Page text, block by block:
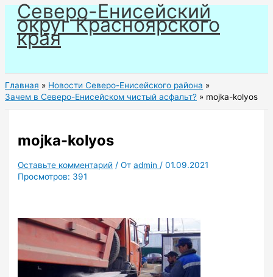
Перейти
содержимому
Северо-Енисейский
округ Красноярского
края
Главная
Новости Северо-Енисейского района
Зачем в Северо-Енисейском чистый асфальт?
mojka-kolyos
mojka-kolyos
Оставьте комментарий / Отadmin /01.09.2021
Просмотров: 391